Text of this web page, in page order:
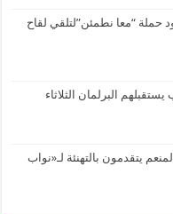
“معا نطمئن”لتلقي لقاح
أول 100 نائب يستقبلهم البرلمان الثلاثاء
يتقدمون بالتهنئة لـ«نواب